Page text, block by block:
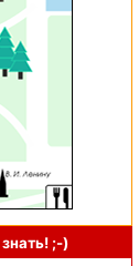
знать! ;-)